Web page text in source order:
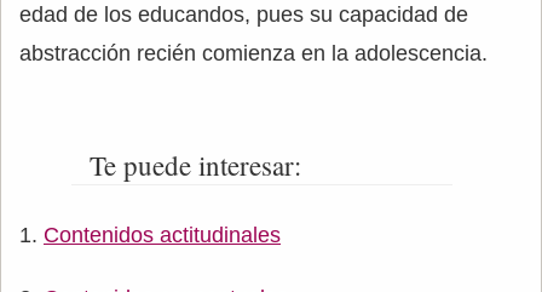
edad de los educandos, pues su capacidad de
abstracción recién comienza en la adolescencia.
Te puede interesar:
Contenidos actitudinales